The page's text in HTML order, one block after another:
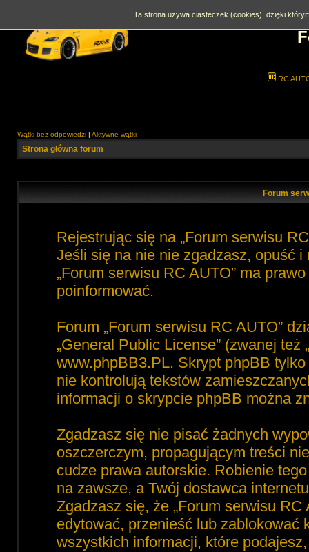
RC
Wątki bez odpowiedzi | Aktywne wątki
Strona główna forum
Forum
Rejestrując się na „Forum serwisu
Jeśli się na nie nie zgadzasz, opuść i
„Forum serwisu RC AUTO” ma
poinformować.
Forum „Forum serwisu RC AUTO”
„General Public License” (zwanej też
www.phpBB3.PL. Skrypt phpBB
nie kontrolują tekstów
informacji o skrypcie phpBB można
Zgadzasz się nie pisać żadnych
oszczerczym, propagującym treści
cudze prawa autorskie. Robienie
na zawsze, a Twój dostawca
Zgadzasz się, że „Forum serwisu
edytować, przenieść lub zablokować
wszystkich informacji, które
Ta strona używa ciasteczek (cookies), dzięki